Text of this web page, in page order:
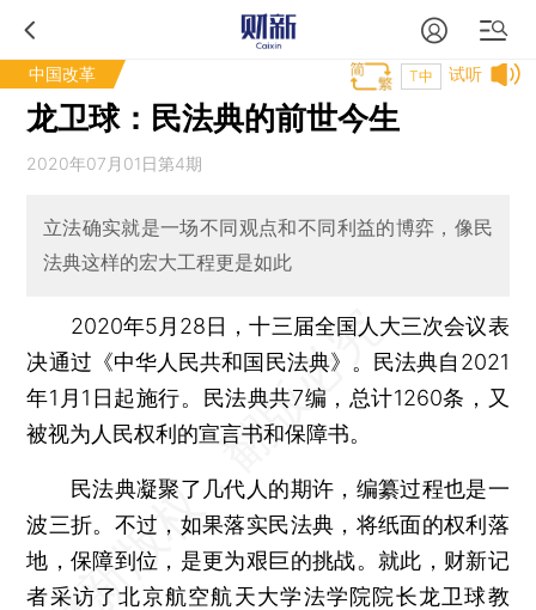
中国改革 试听
T中
龙卫球：民法典的前世今生
2020年07月01日第4期
立法确实就是一场不同观点和不同利益的博弈，像民
法典这样的宏大工程更是如此
2020年5月28日，十三届全国人大三次会议表
决通过《中华人民共和国民法典》。民法典自2021
年1月1日起施行。民法典共7编，总计1260条，又
被视为人民权利的宣言书和保障书。
民法典凝聚了几代人的期许，编纂过程也是一
波三折。不过，如果落实民法典，将纸面的权利落
地，保障到位，是更为艰巨的挑战。就此，财新记
者采访了北京航空航天大学法学院院长龙卫球教